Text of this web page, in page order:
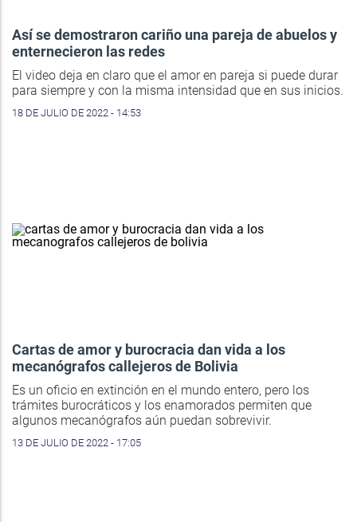
Así se demostraron cariño una pareja de abuelos y
enternecieron las redes
El video deja en claro que el amor en pareja si puede durar
para siempre y con la misma intensidad que en sus inicios.
18 DE JULIO DE 2022 - 14:53
Cartas de amor y burocracia dan vida a los
mecanógrafos callejeros de Bolivia
Es un oficio en extinción en el mundo entero, pero los
trámites burocráticos y los enamorados permiten que
algunos mecanógrafos aún puedan sobrevivir.
13 DE JULIO DE 2022 - 17:05